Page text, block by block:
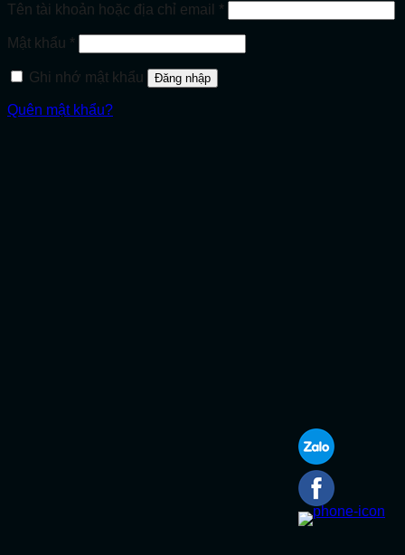
Tên tài khoản hoặc địa chỉ email *Bắt
buộc
Mật khẩu *Bắt
buộc
Ghi nhớ mật khẩu
Đăng nhập
Quên mật khẩu?